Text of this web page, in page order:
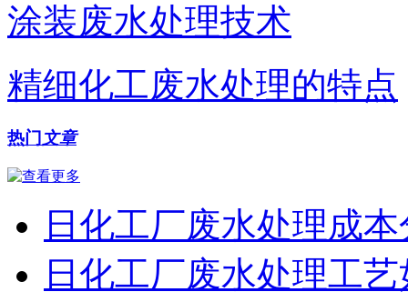
涂装废水处理技术
精细化工废水处理的特点
热门 文章
日化工厂废水处理成
日化工厂废水处理工